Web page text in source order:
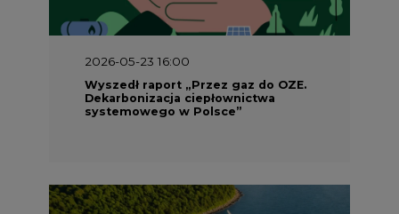
2026-05-23 16:00
Wyszedł raport „Przez gaz do OZE.
Dekarbonizacja ciepłownictwa
systemowego w Polsce”